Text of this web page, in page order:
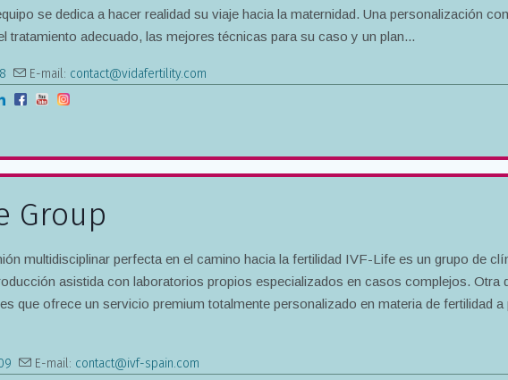
se dedica a hacer realidad su viaje hacia la maternidad. Una personalización
tratamiento adecuado, las mejores técnicas para su caso y un plan...
E-mail: contact@vidafertility.com
Group
multidisciplinar perfecta en el camino hacia la fertilidad IVF-Life es un grupo de
asistida con laboratorios propios especializados en casos complejos. Otra
que ofrece un servicio premium totalmente personalizado en materia de fertilidad a
E-mail: contact@ivf-spain.com